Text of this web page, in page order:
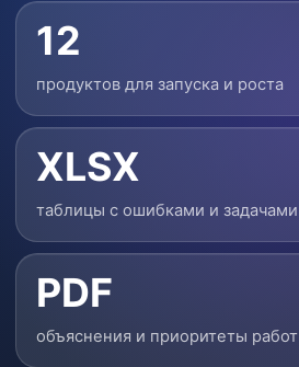
12
продуктов для запуска и роста
XLSX
таблицы с ошибками и задачами
PDF
объяснения и приоритеты работ